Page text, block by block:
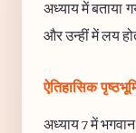
अध्याय में बताया
और उन्हीं में लय
ऐतिहासिक
अध्याय 7 में